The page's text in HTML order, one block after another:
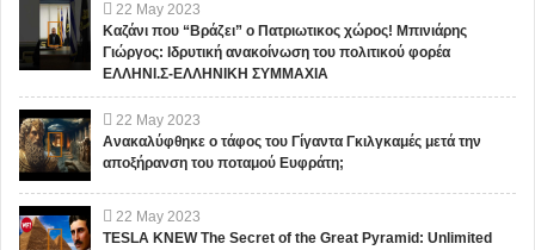
22 May 2023
Καζάνι που “Βράζει” ο Πατριωτικος χώρος! Μπινιάρης
Γιώργος: Ιδρυτική ανακοίνωση του πολιτικού φορέα
ΕΛΛΗΝΙ.Σ-ΕΛΛΗΝΙΚΗ ΣΥΜΜΑΧΙΑ
22 May 2023
Ανακαλύφθηκε ο τάφος του Γίγαντα Γκιλγκαμές μετά την
αποξήρανση του ποταμού Ευφράτη;
22 May 2023
TESLA KNEW The Secret of the Great Pyramid: Unlimited